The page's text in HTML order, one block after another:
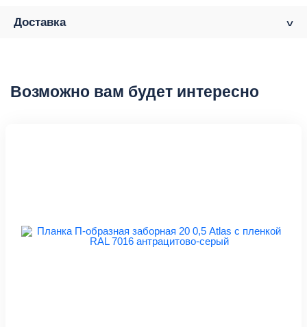
Доставка
Возможно вам будет интересно